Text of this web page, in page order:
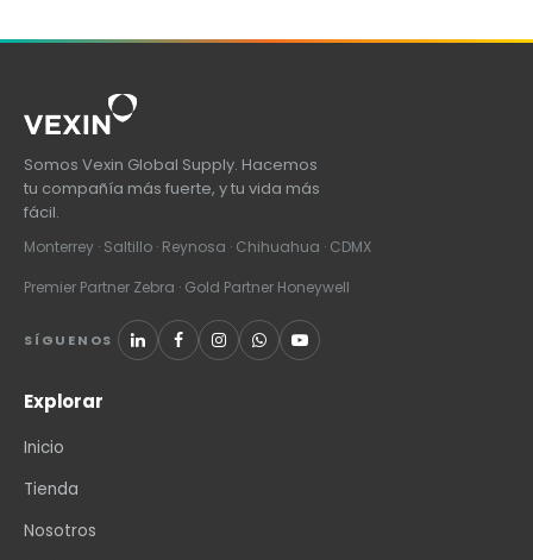
Somos Vexin Global Supply. Hacemos
tu compañía más fuerte, y tu vida más
fácil.
Monterrey · Saltillo · Reynosa · Chihuahua · CDMX
Premier Partner Zebra · Gold Partner Honeywell
SÍGUENOS
Explorar
Inicio
Tienda
Nosotros